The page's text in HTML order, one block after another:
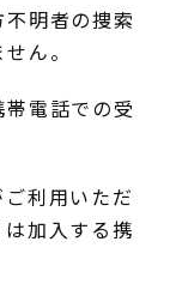
明者の捜索
ん。
電話での受
利用いただ
加入する携